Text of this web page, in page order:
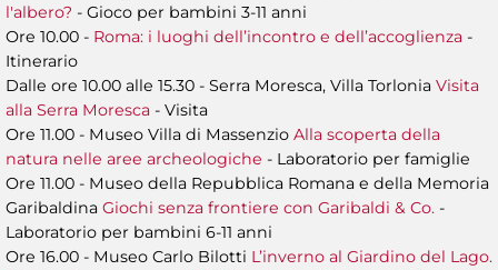
l'albero? - Gioco per bambini 3-11 anni
Ore 10.00 - Roma: i luoghi dell’incontro e dell’accoglienza -
Itinerario
Dalle ore 10.00 alle 15.30 - Serra Moresca, Villa Torlonia Visita
alla Serra Moresca - Visita
Ore 11.00 - Museo Villa di Massenzio Alla scoperta della
natura nelle aree archeologiche - Laboratorio per famiglie
Ore 11.00 - Museo della Repubblica Romana e della Memoria
Garibaldina Giochi senza frontiere con Garibaldi & Co. -
Laboratorio per bambini 6-11 anni
Ore 16.00 - Museo Carlo Bilotti L’inverno al Giardino del Lago.